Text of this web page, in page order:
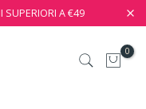
SUPERIORI A €49
0